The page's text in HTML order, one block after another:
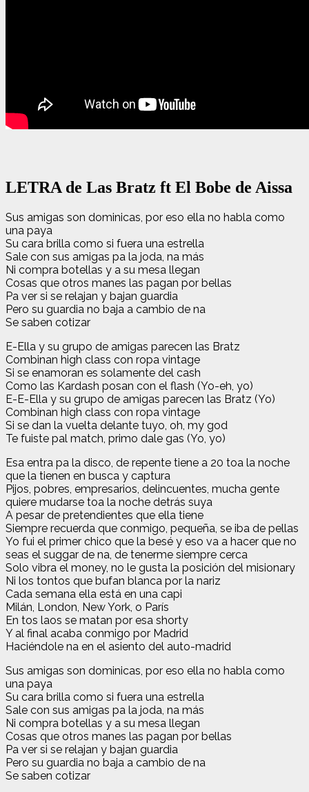
LETRA de Las Bratz ft El Bobe de Aissa
Sus amigas son dominicas, por eso ella no habla como
una paya
Su cara brilla como si fuera una estrella
Sale con sus amigas pa la joda, na más
Ni compra botellas y a su mesa llegan
Cosas que otros manes las pagan por bellas
Pa ver si se relajan y bajan guardia
Pero su guardia no baja a cambio de na
Se saben cotizar
E-Ella y su grupo de amigas parecen las Bratz
Combinan high class con ropa vintage
Si se enamoran es solamente del cash
Como las Kardash posan con el flash (Yo-eh, yo)
E-E-Ella y su grupo de amigas parecen las Bratz (Yo)
Combinan high class con ropa vintage
Si se dan la vuelta delante tuyo, oh, my god
Te fuiste pal match, primo dale gas (Yo, yo)
Esa еntra pa la disco, de repentе tiene a 20 toa la noche
que la tienen en busca y captura
Pijos, pobres, empresarios, delincuentes, mucha gente
quiere mudarse toa la noche detrás suya
A pesar de pretendientes que ella tiene
Siempre recuerda que conmigo, pequeña, se iba de pellas
Yo fui el primer chico que la besé y eso va a hacer que no
seas el suggar de na, de tenerme siempre cerca
Solo vibra el money, no le gusta la posición del misionary
Ni los tontos que bufan blanca por la nariz
Cada semana ella está en una capi
Milán, London, New York, o París
En tos laos se matan por esa shorty
Y al final acaba conmigo por Madrid
Haciéndole na en el asiento del auto-madrid
Sus amigas son dominicas, por eso ella no habla como
una paya
Su cara brilla como si fuera una estrella
Sale con sus amigas pa la joda, na más
Ni compra botellas y a su mesa llegan
Cosas que otros manes las pagan por bellas
Pa ver si se relajan y bajan guardia
Pero su guardia no baja a cambio de na
Se saben cotizar